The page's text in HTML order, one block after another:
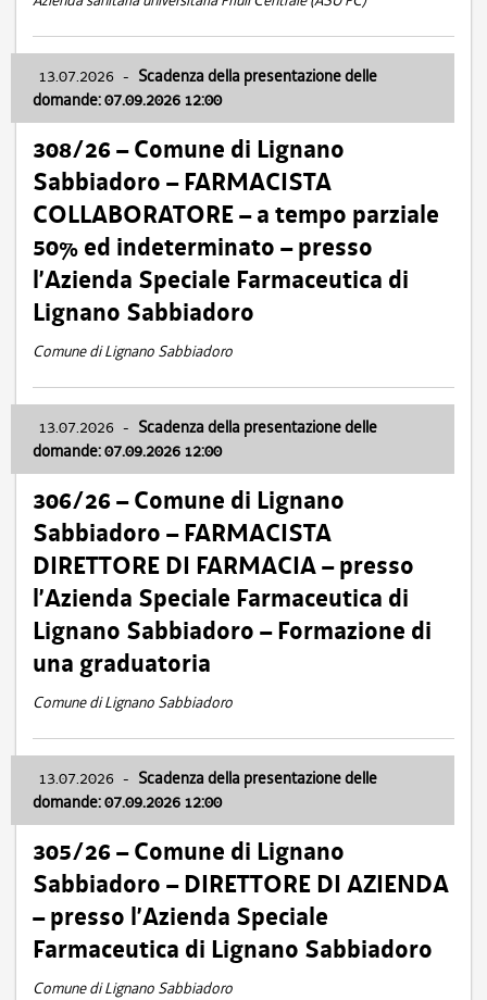
13.07.2026 - Scadenza della presentazione delle
domande: 07.09.2026 12:00
308/26 – Comune di Lignano
Sabbiadoro – FARMACISTA
COLLABORATORE – a tempo parziale
50% ed indeterminato – presso
l’Azienda Speciale Farmaceutica di
Lignano Sabbiadoro
Comune di Lignano Sabbiadoro
13.07.2026 - Scadenza della presentazione delle
domande: 07.09.2026 12:00
306/26 – Comune di Lignano
Sabbiadoro – FARMACISTA
DIRETTORE DI FARMACIA – presso
l’Azienda Speciale Farmaceutica di
Lignano Sabbiadoro – Formazione di
una graduatoria
Comune di Lignano Sabbiadoro
13.07.2026 - Scadenza della presentazione delle
domande: 07.09.2026 12:00
305/26 – Comune di Lignano
Sabbiadoro – DIRETTORE DI AZIENDA
– presso l’Azienda Speciale
Farmaceutica di Lignano Sabbiadoro
Comune di Lignano Sabbiadoro